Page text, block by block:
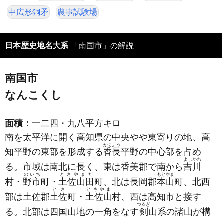
中広形銅矛 農事試験場
日本歴史地名大系 「南国市」の解説
南国市
なんこくし
面積： 一二四・九八平方キロ
南を太平洋に開く高知県の中央やや東寄りの地、高
知平野の東部を形成する香長
かちよう
平野の中心部を占め
る。市域は南北に長く、東は香美郡で南から吉川
よしかわ
村・ 野市
のいち
町・ 土佐山田
とさやまだ
町、北は長岡郡本山
もとやま
町、北西
部は土佐郡土佐
とさ
町・ 土佐山
とさやま
村、西は高知市と接す
る。北部は四国山地の一角をなす剣
つるぎ
山系の諸山が構